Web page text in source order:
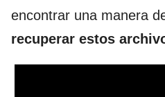
encontrar una manera
recuperar estos